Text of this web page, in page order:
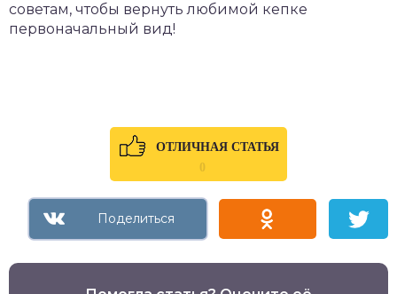
советам, чтобы вернуть любимой кепке
первоначальный вид!
ОТЛИЧНАЯ СТАТЬЯ
0